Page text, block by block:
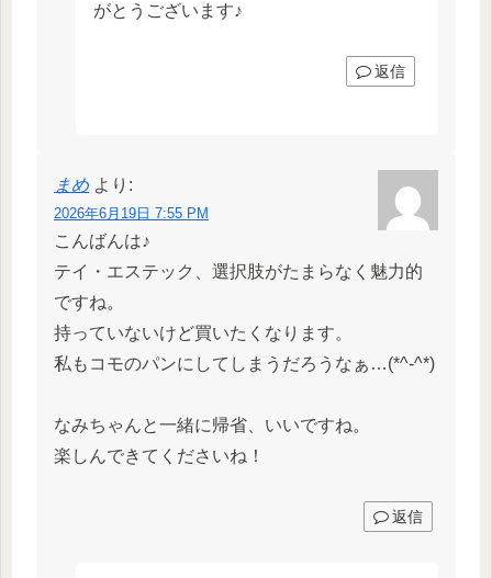
がとうございます♪
返信
まめ より:
2026年6月19日 7:55 PM
こんばんは♪
テイ・エステック、選択肢がたまらなく魅力的
ですね。
持っていないけど買いたくなります。
私もコモのパンにしてしまうだろうなぁ…(*^-^*)
なみちゃんと一緒に帰省、いいですね。
楽しんできてくださいね！
返信